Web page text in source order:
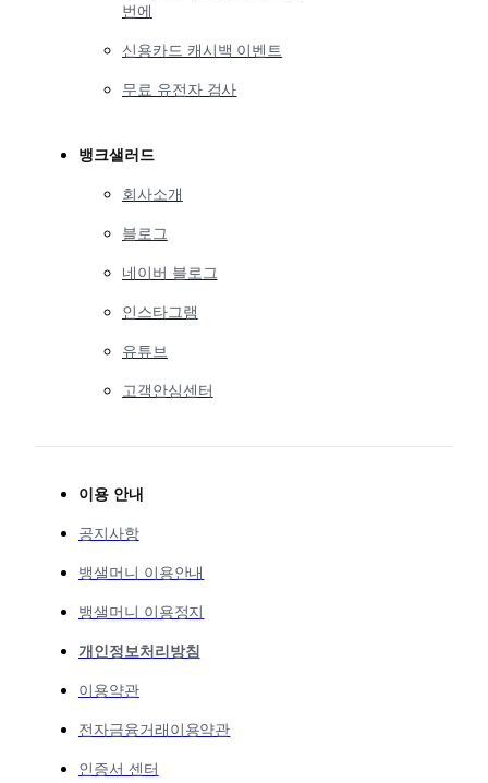
번에
신용카드 캐시백 이벤트
무료 유전자 검사
뱅크샐러드
회사소개
블로그
네이버 블로그
인스타그램
유튜브
고객안심센터
이용 안내
공지사항
뱅샐머니 이용안내
뱅샐머니 이용정지
개인정보처리방침
이용약관
전자금융거래이용약관
인증서 센터